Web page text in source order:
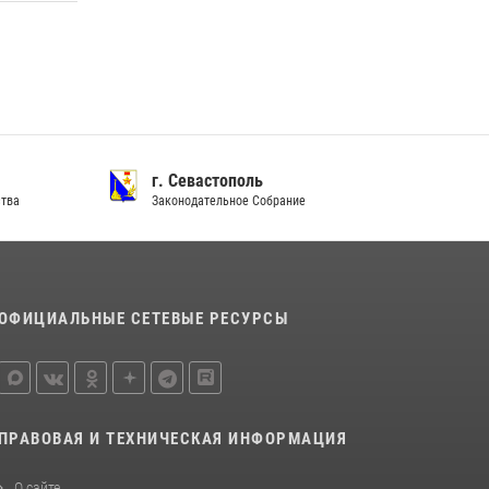
В крымской столице росгвардейцы
супермаркета
10 июля 2026, 15:10
портал Правительства Законодательное Собрание
СЕТЕВЫЕ РЕСУРСЫ
ПРАВОВАЯ И ТЕХНИЧЕСКАЯ ИНФОРМАЦИЯ